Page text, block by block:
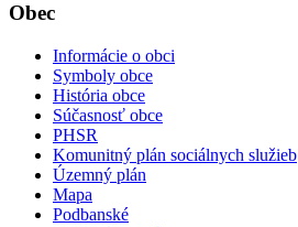
Obec
Informácie o obci
Symboly obce
História obce
Súčasnosť obce
PHSR
Komunitný plán sociálnych služieb
Územný plán
Mapa
Podbanské